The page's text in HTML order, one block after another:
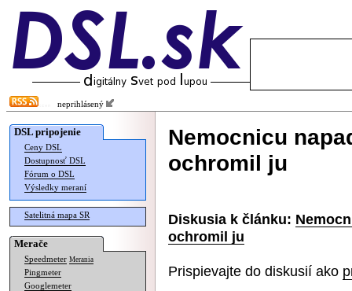
neprihlásený
DSL pripojenie
Ceny DSL
Dostupnosť DSL
Fórum o DSL
Výsledky meraní
Satelitná mapa SR
Merače
Speedmeter Merania
Pingmeter
Googlemeter
Nemocnicu
ochromil ju
Diskusia k článku:
ochromil ju
Prispievajte do diskusií ako